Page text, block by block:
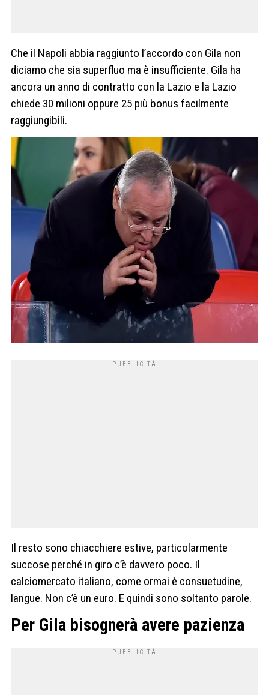
Che il Napoli abbia raggiunto l’accordo con Gila non
diciamo che sia superfluo ma è insufficiente. Gila ha
ancora un anno di contratto con la Lazio e la Lazio
chiede 30 milioni oppure 25 più bonus facilmente
raggiungibili.
Il resto sono chiacchiere estive, particolarmente
succose perché in giro c’è davvero poco. Il
calciomercato italiano, come ormai è consuetudine,
langue. Non c’è un euro. E quindi sono soltanto parole.
Per Gila bisognerà avere pazienza